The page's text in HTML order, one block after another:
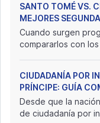
SANTO TOMÉ VS.
MEJORES
Cuando surgen
compararlos con
CIUDADANÍA POR
PRÍNCIPE: GUÍA
Desde que la
de ciudadanía por